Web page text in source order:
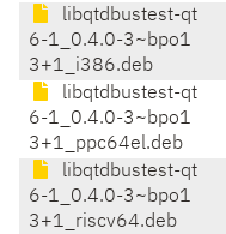
libqtdbustest-qt
6-1_0.4.0-3~bpo1
3+1_i386.deb
libqtdbustest-qt
6-1_0.4.0-3~bpo1
3+1_ppc64el.deb
libqtdbustest-qt
6-1_0.4.0-3~bpo1
3+1_riscv64.deb